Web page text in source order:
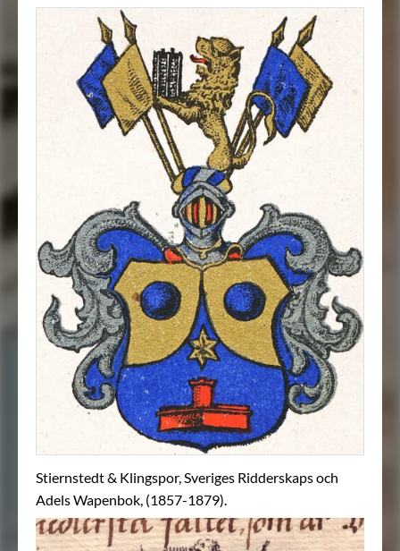
Stiernstedt & Klingspor, Sveriges Ridderskaps och
Adels Wapenbok, (1857-1879).